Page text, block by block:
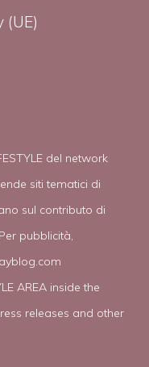
del network
siti tematici di
sul contributo di
pubblicità,
AREA inside the
releases and other